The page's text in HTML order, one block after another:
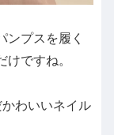
ンプスを履く
ですね。
わいいネイル